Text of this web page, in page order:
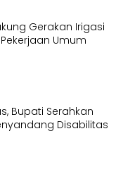
Gerakan Irigasi
Umum
Bupati Serahkan
Disabilitas